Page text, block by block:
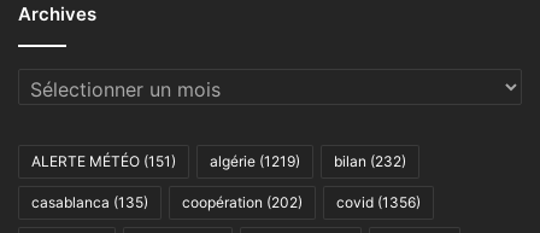
Archives
Archives
ALERTE MÉTÉO (151) algérie (1219) bilan (232)
casablanca (135) coopération (202) covid (1356)